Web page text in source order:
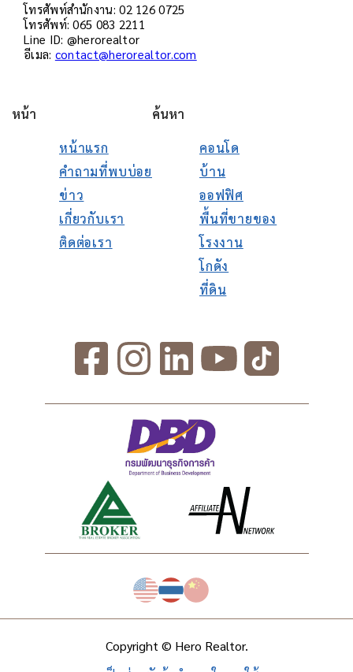
โทรศัพท์สำนักงาน: 02 126 0725
โทรศัพท์: 065 083 2211
Line ID: @herorealtor
อีเมล: contact@herorealtor.com
หน้า
หน้าแรก
คำถามที่พบบ่อย
ข่าว
เกี่ยวกับเรา
ติดต่อเรา
ค้นหา
คอนโด
บ้าน
ออฟฟิศ
พื้นที่ขายของ
โรงงาน
โกดัง
ที่ดิน
Copyright © Hero Realtor.